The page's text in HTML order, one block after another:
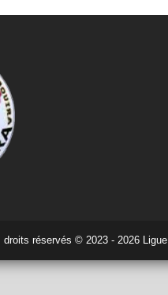
droits réservés © 2023 - 2026